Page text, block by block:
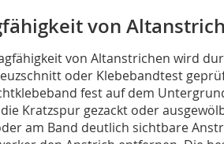
von
von Altanstrichen wird
oder Klebebandtest
fest auf dem
Kratzspur gezackt oder
am Band deutlich sichtbare